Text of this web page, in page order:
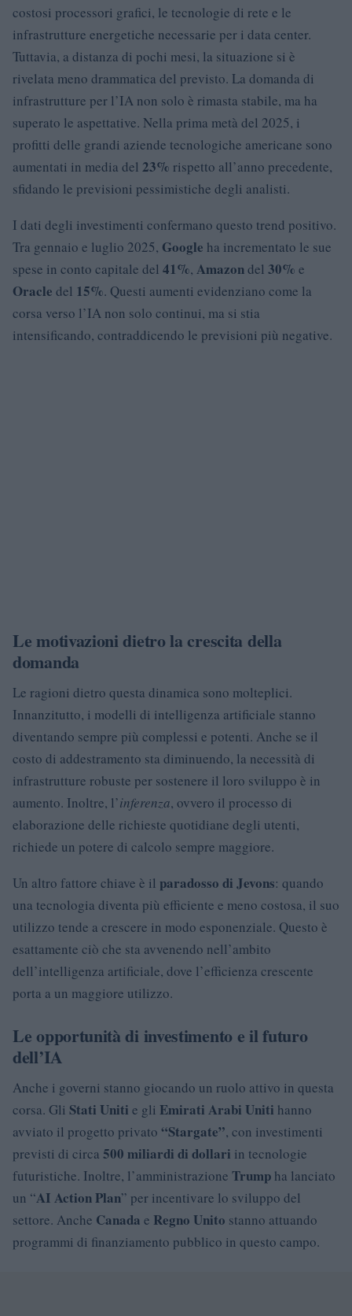
costosi processori grafici, le tecnologie di rete e le
infrastrutture energetiche necessarie per i data center.
Tuttavia, a distanza di pochi mesi, la situazione si è
rivelata meno drammatica del previsto. La domanda di
infrastrutture per l’IA non solo è rimasta stabile, ma ha
superato le aspettative. Nella prima metà del 2025, i
profitti delle grandi aziende tecnologiche americane sono
aumentati in media del 23% rispetto all’anno precedente,
sfidando le previsioni pessimistiche degli analisti.
I dati degli investimenti confermano questo trend positivo.
Tra gennaio e luglio 2025, Google ha incrementato le sue
spese in conto capitale del 41%, Amazondel 30% e
Oracle del 15%. Questi aumenti evidenziano come la
corsa verso l’IA non solo continui, ma si stia
intensificando, contraddicendo le previsioni più negative.
Le motivazioni dietro la crescita della
domanda
Le ragioni dietro questa dinamica sono molteplici.
Innanzitutto, i modelli di intelligenza artificiale stanno
diventando sempre più complessi e potenti. Anche se il
costo di addestramento sta diminuendo, la necessità di
infrastrutture robuste per sostenere il loro sviluppo è in
aumento. Inoltre, l’inferenza, ovvero il processo di
elaborazione delle richieste quotidiane degli utenti,
richiede un potere di calcolo sempre maggiore.
Un altro fattore chiave è il paradosso di Jevons: quando
una tecnologia diventa più efficiente e meno costosa, il suo
utilizzo tende a crescere in modo esponenziale. Questo è
esattamente ciò che sta avvenendo nell’ambito
dell’intelligenza artificiale, dove l’efficienza crescente
porta a un maggiore utilizzo.
Le opportunità di investimento e il futuro
dell’IA
Anche i governi stanno giocando un ruolo attivo in questa
corsa. Gli Stati Uniti e gli Emirati Arabi Uniti hanno
avviato il progetto privato “Stargate”, con investimenti
previsti di circa 500 miliardi di dollari in tecnologie
futuristiche. Inoltre, l’amministrazione Trump ha lanciato
un “AI Action Plan” per incentivare lo sviluppo del
settore. Anche Canada e Regno Unito stanno attuando
programmi di finanziamento pubblico in questo campo.